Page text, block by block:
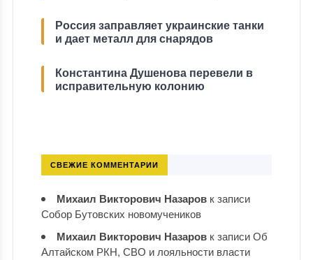
Россия заправляет украинские танки
и дает металл для снарядов
Константина Душенова перевели в
исправительную колонию
СВЕЖИЕ КОММЕНТАРИИ
Михаил Викторович Назаровк записи
Собор Бутовских новомучеников
Михаил Викторович Назаровк записиОб
Алтайском РКН, СВО и лояльности власти